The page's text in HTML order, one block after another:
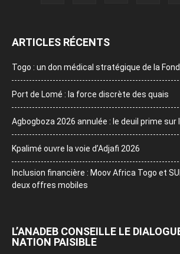
ARTICLES RÉCENTS
Togo : un don médical stratégique de la
Port de Lomé : la force discrète des quais
Agbogboza 2026 annulée : le deuil prime sur
Kpalimé ouvre la voie d’Adjafi 2026
Inclusion financière : Moov Africa Togo et
deux offres mobiles
L’ANADEB CONSEILLE LE
NATION PAISIBLE